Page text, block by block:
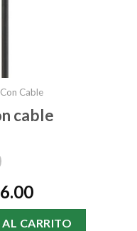
Cable
cable
CARRITO